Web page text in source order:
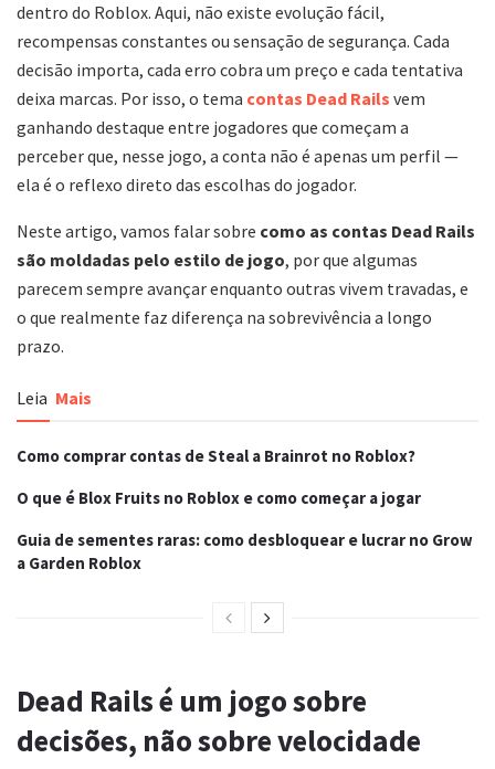
dentro do Roblox. Aqui, não existe evolução fácil,
recompensas constantes ou sensação de segurança. Cada
decisão importa, cada erro cobra um preço e cada tentativa
deixa marcas. Por isso, o tema contas Dead Rails vem
ganhando destaque entre jogadores que começam a
perceber que, nesse jogo, a conta não é apenas um perfil —
ela é o reflexo direto das escolhas do jogador.
Neste artigo, vamos falar sobre como as contas Dead Rails
são moldadas pelo estilo de jogo, por que algumas
parecem sempre avançar enquanto outras vivem travadas, e
o que realmente faz diferença na sobrevivência a longo
prazo.
Leia Mais
Como comprar contas de Steal a Brainrot no Roblox?
O que é Blox Fruits no Roblox e como começar a jogar
Guia de sementes raras: como desbloquear e lucrar no Grow
a Garden Roblox
Dead Rails é um jogo sobre
decisões, não sobre velocidade